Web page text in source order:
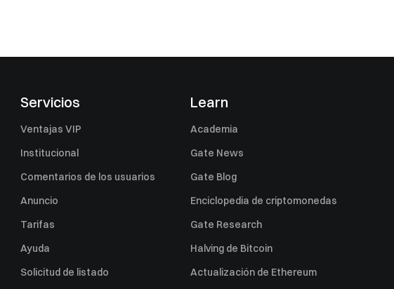
Servicios
Ventajas VIP
Institucional
Comentarios de los usuarios
Anuncio
Tarifas
Ayuda
Solicitud de listado
Learn
Academia
Gate News
Gate Blog
Enciclopedia de criptomonedas
Gate Research
Halving de Bitcoin
Actualización de Ethereum